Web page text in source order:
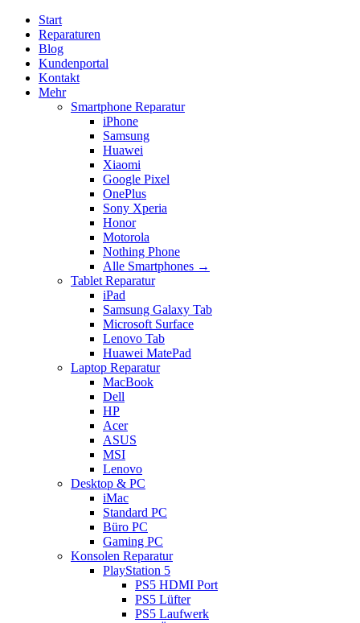
Start
Reparaturen
Blog
Kundenportal
Kontakt
Mehr
Smartphone Reparatur
iPhone
Samsung
Huawei
Xiaomi
Google Pixel
OnePlus
Sony Xperia
Honor
Motorola
Nothing Phone
Alle Smartphones →
Tablet Reparatur
iPad
Samsung Galaxy Tab
Microsoft Surface
Lenovo Tab
Huawei MatePad
Laptop Reparatur
MacBook
Dell
HP
Acer
ASUS
MSI
Lenovo
Desktop & PC
iMac
Standard PC
Büro PC
Gaming PC
Konsolen Reparatur
PlayStation 5
PS5 HDMI Port
PS5 Lüfter
PS5 Laufwerk